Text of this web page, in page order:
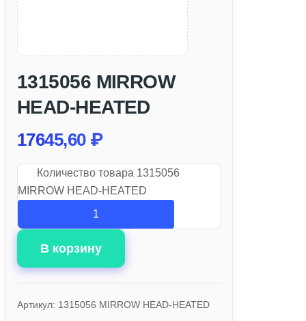
1315056 MIRROW
HEAD-HEATED
17645,60 ₽
Количество товара 1315056
MIRROW HEAD-HEATED
В корзину
Артикул: 1315056 MIRROW HEAD-HEATED